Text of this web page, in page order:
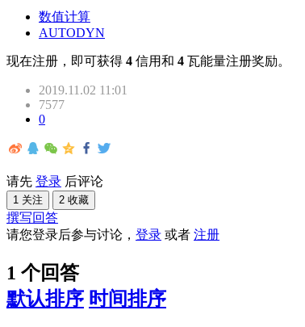
数值计算
AUTODYN
现在注册，即可获得 4 信用和 4 瓦能量注册奖励。
2019.11.02 11:01
7577
0
请先 登录 后评论
1 关注 2 收藏
撰写回答
请您登录后参与讨论， 登录 或者 注册
1 个回答
默认排序 时间排序